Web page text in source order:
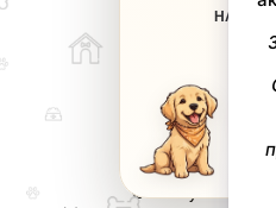
НА ВСІ
063 217-20-99
Повна
Мапа
🐶 Ваш